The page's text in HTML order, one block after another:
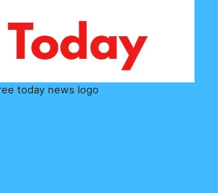
today news logo